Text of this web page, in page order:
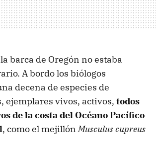
barca de Oregón no estaba
A bordo los biólogos
decena de especies de
ejemplares vivos, activos, todos
de la costa del Océano Pacífico
, como el mejillónMusculus cupreus